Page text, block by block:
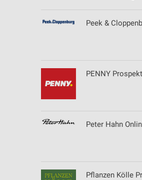
Peek &
PENNY
Peter Hahn
Pflanzen Kölle